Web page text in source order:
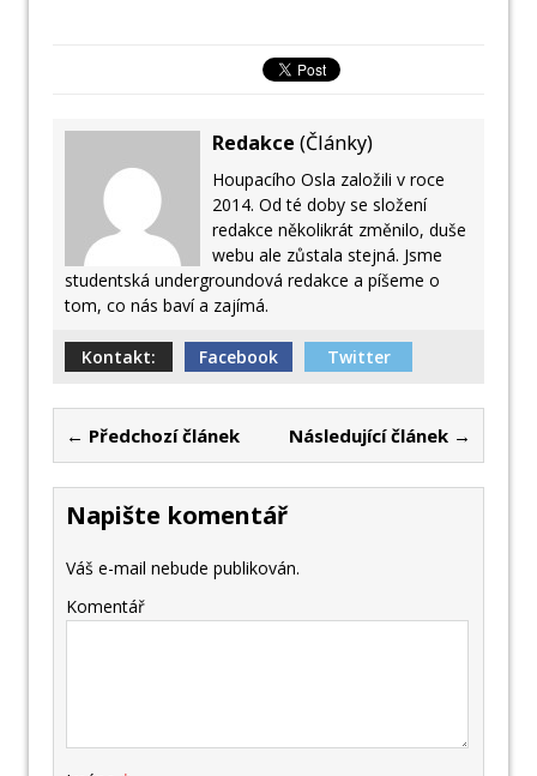
Redakce (Články)
Houpacího Osla založili v roce
2014. Od té doby se složení
redakce několikrát změnilo, duše
webu ale zůstala stejná. Jsme
studentská undergroundová redakce a píšeme o
tom, co nás baví a zajímá.
Kontakt: Facebook Twitter
← Předchozí článek Následující článek →
Napište komentář
Váš e-mail nebude publikován.
Komentář